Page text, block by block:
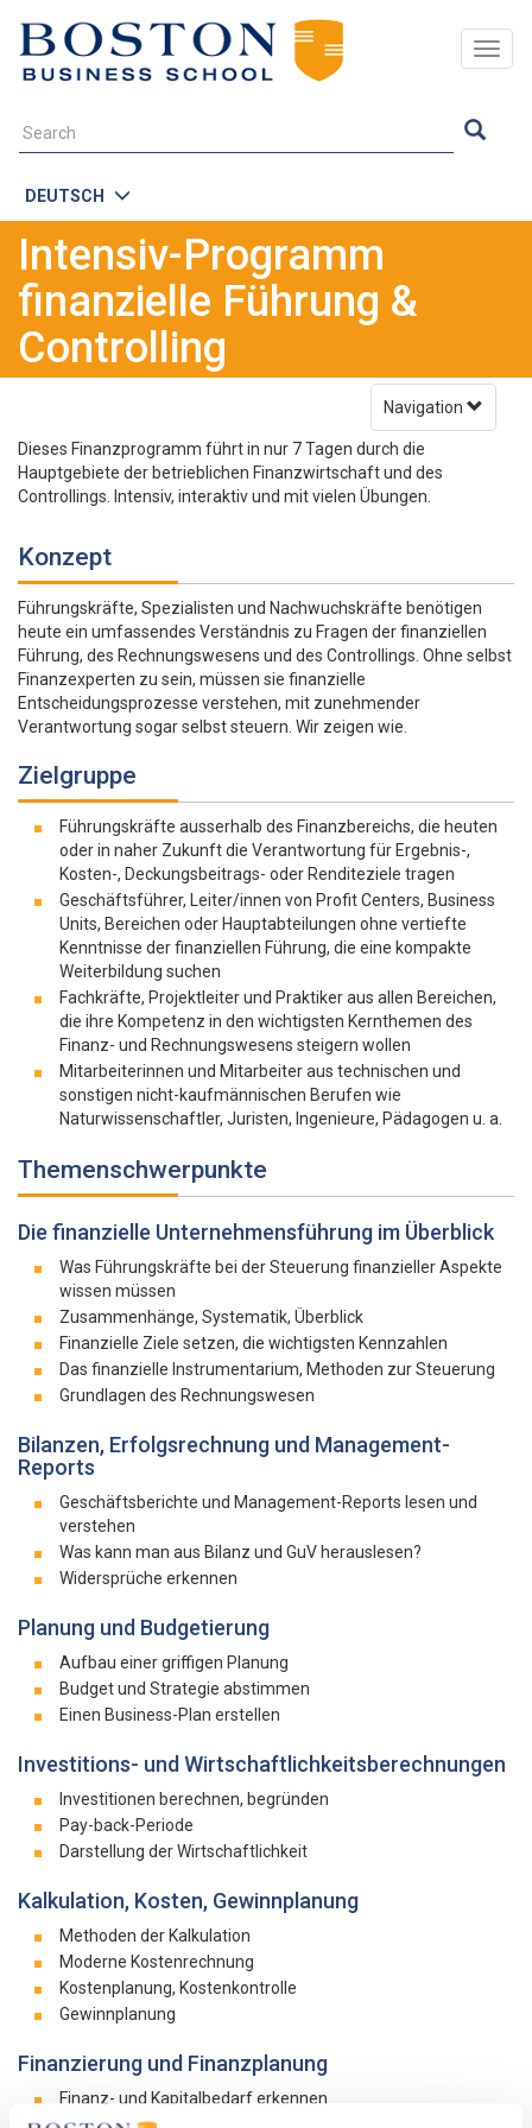
DEUTSCH
Intensiv-Programm
finanzielle Führung &
Controlling
Navigation
Dieses Finanzprogramm führt in nur 7 Tagen durch die
Hauptgebiete der betrieblichen Finanzwirtschaft und des
Controllings. Intensiv, interaktiv und mit vielen Übungen.
Konzept
Führungskräfte, Spezialisten und Nachwuchskräfte benötigen
heute ein umfassendes Verständnis zu Fragen der finanziellen
Führung, des Rechnungswesens und des Controllings. Ohne selbst
Finanzexperten zu sein, müssen sie finanzielle
Entscheidungsprozesse verstehen, mit zunehmender
Verantwortung sogar selbst steuern. Wir zeigen wie.
Zielgruppe
Führungskräfte ausserhalb des Finanzbereichs, die heuten
oder in naher Zukunft die Verantwortung für Ergebnis-,
Kosten-, Deckungsbeitrags- oder Renditeziele tragen
Geschäftsführer, Leiter/innen von Profit Centers, Business
Units, Bereichen oder Hauptabteilungen ohne vertiefte
Kenntnisse der finanziellen Führung, die eine kompakte
Weiterbildung suchen
Fachkräfte, Projektleiter und Praktiker aus allen Bereichen,
die ihre Kompetenz in den wichtigsten Kernthemen des
Finanz- und Rechnungswesens steigern wollen
Mitarbeiterinnen und Mitarbeiter aus technischen und
sonstigen nicht-kaufmännischen Berufen wie
Naturwissenschaftler, Juristen, Ingenieure, Pädagogen u. a.
Themenschwerpunkte
Die finanzielle Unternehmensführung im Überblick
Was Führungskräfte bei der Steuerung finanzieller Aspekte
wissen müssen
Zusammenhänge, Systematik, Überblick
Finanzielle Ziele setzen, die wichtigsten Kennzahlen
Das finanzielle Instrumentarium, Methoden zur Steuerung
Grundlagen des Rechnungswesen
Bilanzen, Erfolgsrechnung und Management-
Reports
Geschäftsberichte und Management-Reports lesen und
verstehen
Was kann man aus Bilanz und GuV herauslesen?
Widersprüche erkennen
Planung und Budgetierung
Aufbau einer griffigen Planung
Budget und Strategie abstimmen
Einen Business-Plan erstellen
Investitions- und Wirtschaftlichkeitsberechnungen
Investitionen berechnen, begründen
Pay-back-Periode
Darstellung der Wirtschaftlichkeit
Kalkulation, Kosten, Gewinnplanung
Methoden der Kalkulation
Moderne Kostenrechnung
Kostenplanung, Kostenkontrolle
Gewinnplanung
Finanzierung und Finanzplanung
Finanz- und Kapitalbedarf erkennen